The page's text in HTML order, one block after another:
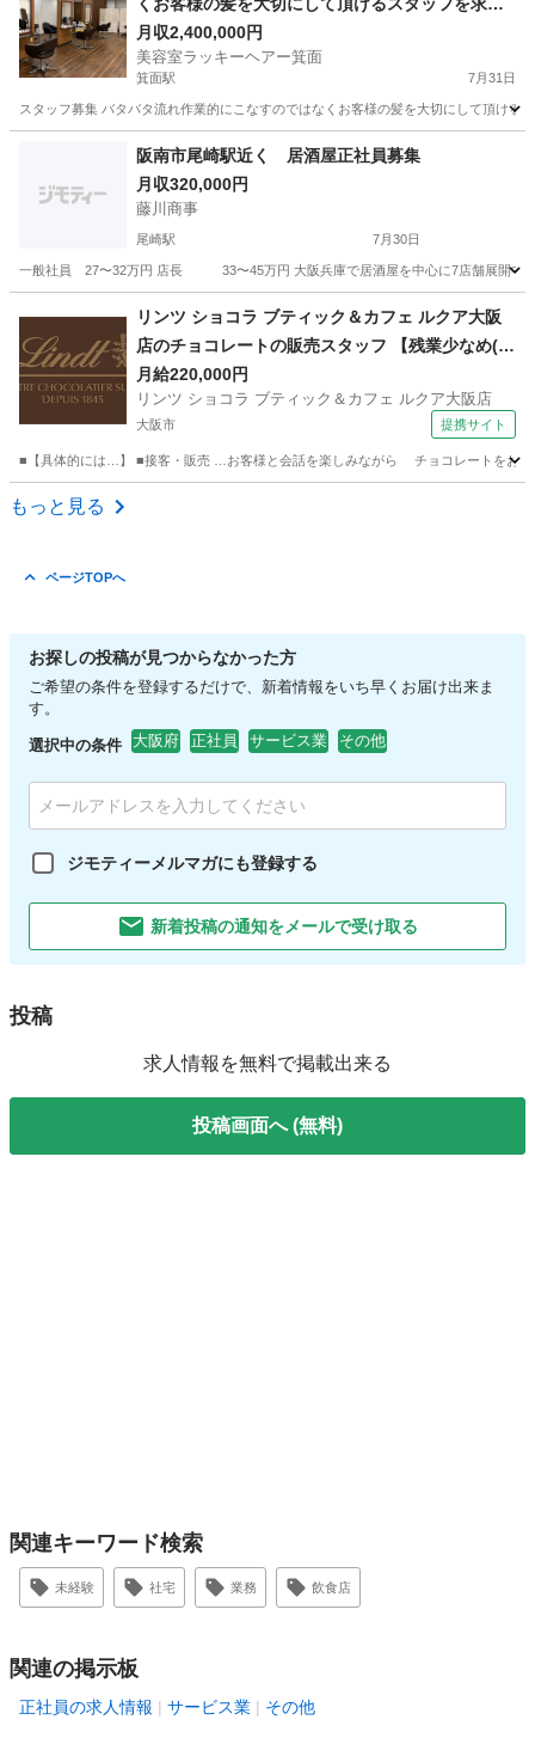
ております
月収2,400,000円
美容室ラッキーヘアー箕面
箕面駅 7月31日
スタッフ募集 バタバタ流れ作業的にこなすのではなくお客様の髪を大切にして頂け
箕面駅 美容師
阪南市尾崎駅近く 居酒屋正社員募集
月収320,000円
藤川商事
尾崎駅 7月30日
一般社員 27〜32万円 店長 33〜45万円 大阪兵庫で居酒屋を中心に7店舗展開中 こ
飲食 未経験
リンツ ショコラ ブティック＆カフェ ルクア大阪
店のチョコレートの販売スタッフ 【残業少なめ(月
20h未満)】
月給220,000円
リンツ ショコラ ブティック＆カフェ ルクア大阪店
大阪市 提携サイト
■【具体的には…】 ■接客・販売 …お客様と会話を楽しみながら チョコレートをおす
大阪 大阪市
もっと見る
ページTOPへ
お探しの投稿が見つからなかった方
ご希望の条件を登録するだけで、新着情報をいち早くお届け出来ま
す。
選択中の条件 大阪府 正社員 サービス業 その他
ジモティーメルマガにも登録する
新着投稿の通知をメールで受け取る
投稿
求人情報を無料で掲載出来る
投稿画面へ (無料)
関連キーワード検索
未経験 社宅 業務 飲食店
関連の掲示板
正社員の求人情報 サービス業 その他